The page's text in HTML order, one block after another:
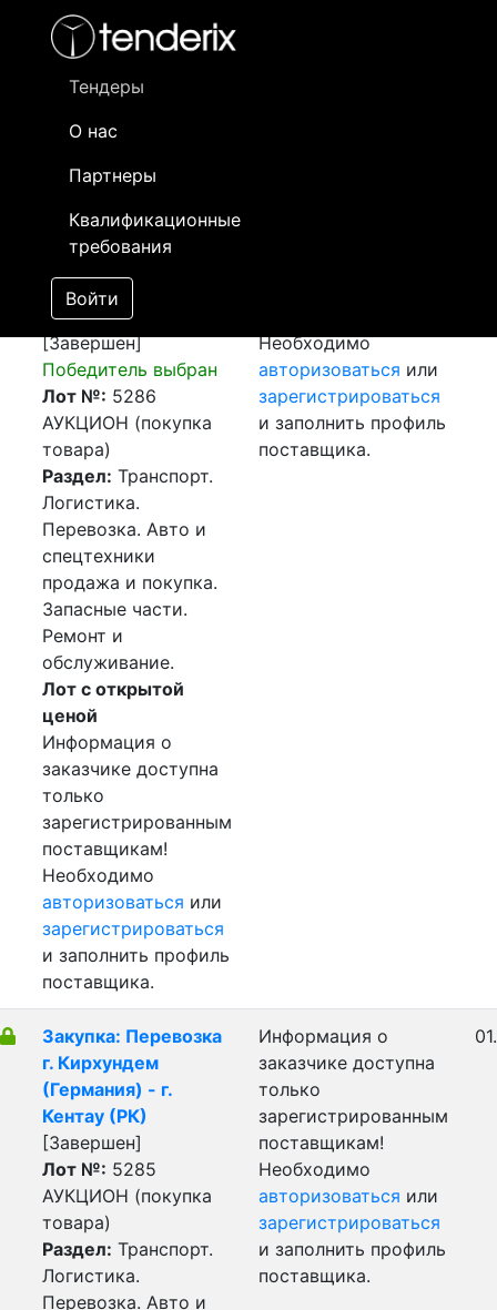
Тендеры
О нас
Партнеры
Квалификационные
требования
Войти
- активный лот
- сохраненный лот (не опубликован)
Закупка:
Авиаперевозка
г.Бобовица
(Хорватия) -
г.Алматы (РК)
[Завершен]
Победитель выбран
Лот №: 5286
АУКЦИОН (покупка
товара)
Раздел: Транспорт.
Логистика.
Перевозка. Авто и
спецтехники
продажа и покупка.
Запасные части.
Ремонт и
обслуживание.
Лот с открытой
ценой
Информация о
заказчике доступна
только
зарегистрированным
поставщикам!
Необходимо
авторизоваться или
зарегистрироваться
и заполнить профиль
поставщика.
Необходимо
авторизоваться или
зарегистрироваться
и заполнить профиль
поставщика.
Закупка: Перевозка
г. Кирхундем
(Германия) - г.
Кентау (РК)
[Завершен]
Лот №: 5285
АУКЦИОН (покупка
товара)
Раздел: Транспорт.
Логистика.
Перевозка. Авто и
Информация о
заказчике доступна
только
зарегистрированным
поставщикам!
Необходимо
авторизоваться или
зарегистрироваться
и заполнить профиль
поставщика.